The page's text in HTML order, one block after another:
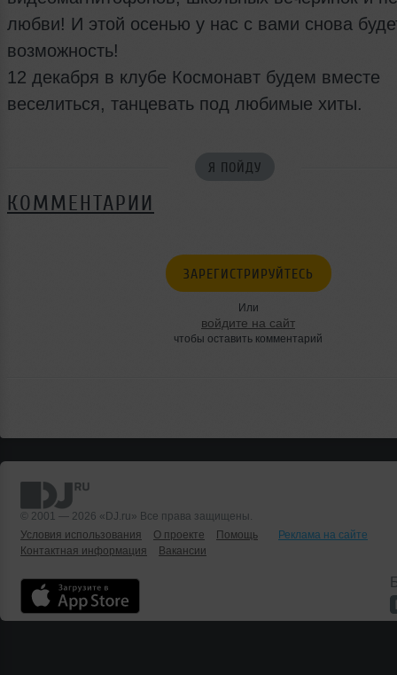
любви! И этой осенью у нас с вами снова
возможность!
12 декабря в клубе Космонавт будем вместе
веселиться, танцевать под любимые хиты.
Я ПОЙДУ
КОММЕНТАРИИ
ЗАРЕГИСТРИРУЙТЕСЬ
Или
войдите на сайт
чтобы оставить комментарий
© 2001 — 2026 «DJ.ru» Все права защищены.
Условия использования
О проекте Помощь
Реклама на сайте
Контактная информация
Вакансии